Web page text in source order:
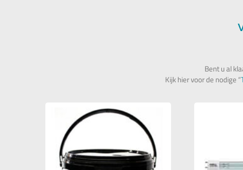
Bent u al
Kijk hier voor de nodige “